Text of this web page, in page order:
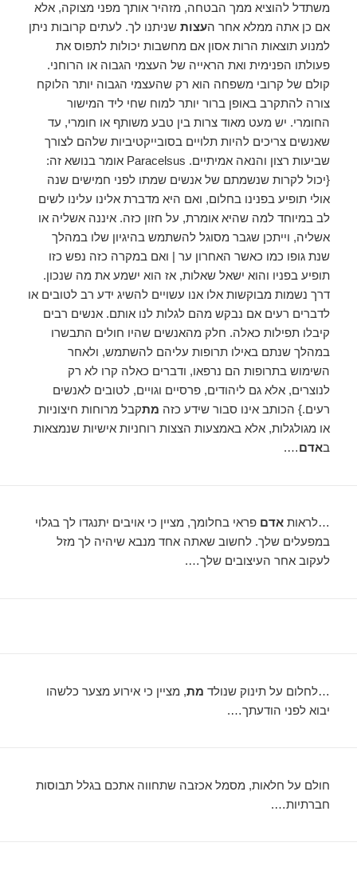
משתדל להוציא ממך הבטחה, מזהיר אותך מפני מצוקה, אלא
אם כן אתה ממלא אחר העצות שניתנו לך. לעתים קרובות ניתן
למנוע תוצאות הרות אסון אם מחשבות יכולות לתפוס את
פעולתו הפנימית ואת הראייה של העצמי הגבוה או הרוחני.
קולם של קרובי משפחה הוא רק שהעצמי הגבוה יותר הלוקח
צורה להתקרב באופן ברור יותר למוח שחי ליד המישור
החומרי. יש מעט מאוד צרות בין טבע משותף או חומרי, עד
שאנשים צריכים להיות תלויים בסובייקטיביות שלהם לצורך
שביעות רצון והנאה אמיתיים. Paracelsus אומר בנושא זה:
{יכול לקרות שנשמתם של אנשים שמתו לפני חמישים שנה
אולי תופיע בפנינו בחלום, ואם היא מדברת אלינו עלינו לשים
לב במיוחד למה שהיא אומרת, על חזון כזה. איננה אשליה או
אשליה, וייתכן שגבר מסוגל להשתמש בהיגיון שלו במהלך
שנת גופו כמו כאשר האחרון ער | ואם במקרה כזה נפש כזו
תופיע בפניו והוא ישאל שאלות, אז הוא ישמע את מה שנכון.
דרך נשמות מבוקשות אלו אנו עשויים להשיג ידע רב לטובים או
לדברים רעים אם נבקש מהם לגלות לנו אותם. אנשים רבים
קיבלו תפילות כאלה. חלק מהאנשים שהיו חולים התבשרו
במהלך שנתם באילו תרופות עליהם להשתמש, ולאחר
השימוש בתרופות הם נרפאו, ודברים כאלה קרו לא רק
לנוצרים, אלא גם ליהודים, פרסיים וגויים, לטובים לאנשים
רעים.} הכותב אינו סבור שידע כזה מתקבל מרוחות חיצוניות
או מגולגלות, אלא באמצעות הצצות רוחניות אישיות שנמצאות
באדם….
…לראותאדם פראי בחלומך, מציין כי אויבים יתנגדו לך בגלוי
במפעלים שלך. לחשוב שאתה אחד מנבא שיהיה לך מזל
לעקוב אחר העיצובים שלך….
…לחלום על תינוק שנולד מת, מציין כי אירוע מצער כלשהו
יבוא לפני הודעתך….
חולם על חלאות, מסמל אכזבה שתחווה אתכם בגלל תבוסות
חברתיות….